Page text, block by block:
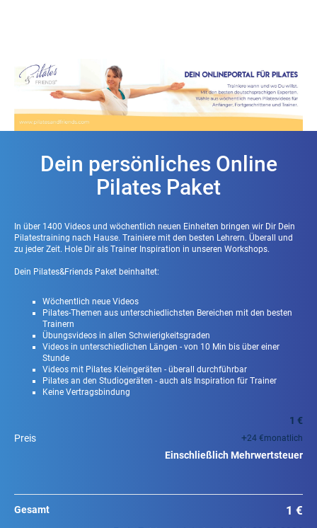
Dein persönliches Online
Pilates Paket
In über 1400 Videos und wöchentlich neuen Einheiten bringen wir Dir Dein
Pilatestraining nach Hause. Trainiere mit den besten Lehrern. Überall und
zu jeder Zeit. Hole Dir als Trainer Inspiration in unseren Workshops.
Dein Pilates&Friends Paket beinhaltet:
Wöchentlich neue Videos
Pilates-Themen aus unterschiedlichsten Bereichen mit den besten
Trainern
Übungsvideos in allen Schwierigkeitsgraden
Videos in unterschiedlichen Längen - von 10 Min bis über einer
Stunde
Videos mit Pilates Kleingeräten - überall durchführbar
Pilates an den Studiogeräten - auch als Inspiration für Trainer
Keine Vertragsbindung
Preis
1 €
+24 €monatlich
Einschließlich Mehrwertsteuer
Gesamt 1 €